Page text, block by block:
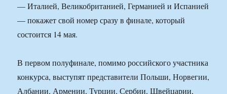
— Италией, Великобританией, Германией и Испанией
— покажет свой номер сразу в финале, который
состоится 14 мая.
В первом полуфинале, помимо российского участника
конкурса, выступят представители Польши, Норвегии,
Албании, Армении, Турции, Сербии, Швейцарии,